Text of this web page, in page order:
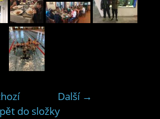
Další →
do složky